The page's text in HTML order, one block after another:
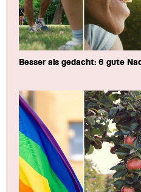
Besser als gedacht: 6 gute